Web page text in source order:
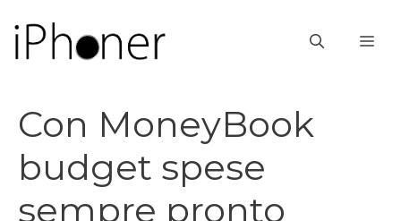
contenuto
Con MoneyBook
budget spese
sempre pronto